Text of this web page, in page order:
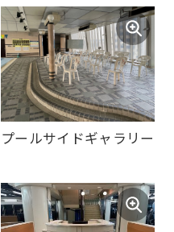
プールサイドギャラリー
an
automatic
translation
service,
the
Japanese
of
this